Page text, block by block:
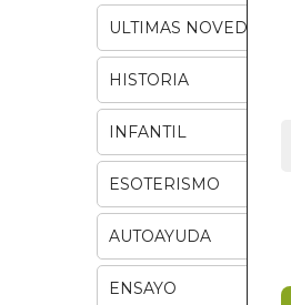
ULTIMAS NOVEDADES
HISTORIA
INFANTIL
ESOTERISMO
AUTOAYUDA
ENSAYO